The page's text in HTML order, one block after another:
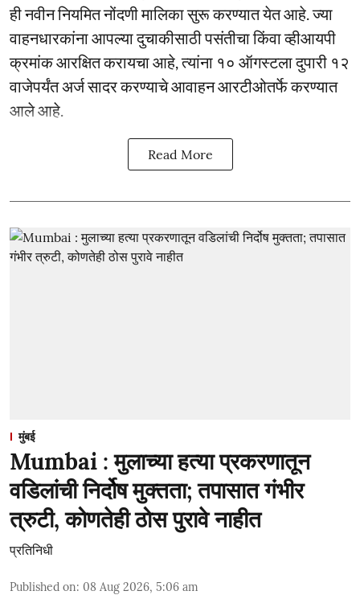
ही नवीन नियमित नोंदणी मालिका सुरू करण्यात येत आहे. ज्या
वाहनधारकांना आपल्या दुचाकीसाठी पसंतीचा किंवा व्हीआयपी
क्रमांक आरक्षित करायचा आहे, त्यांना १० ऑगस्टला दुपारी १२
वाजेपर्यंत अर्ज सादर करण्याचे आवाहन आरटीओतर्फे करण्यात
आले आहे.
Read More
मुंबई
Mumbai : मुलाच्या हत्या प्रकरणातून
वडिलांची निर्दोष मुक्तता; तपासात गंभीर
त्रुटी, कोणतेही ठोस पुरावे नाहीत
प्रतिनिधी
Published on: 08 Aug 2026, 5:06 am